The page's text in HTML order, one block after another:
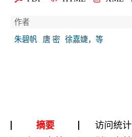
作者
朱碧帆
唐 密 徐嘉婕，等
摘要 访问统计